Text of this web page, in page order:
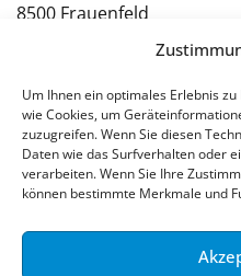
Um Ihnen ein optimales Erlebnis
wie Cookies, um
zuzugreifen. Wenn Sie diesen
Daten wie das Surfverhalten oder
verarbeiten. Wenn Sie Ihre
können bestimmte Merkmale und
8500 Frauenfeld
Tel.: 052 224 09 09
Bewerben Frauenfeld
Stellenmeldung Frauenfeld
© 2026 Stellenpartner AG